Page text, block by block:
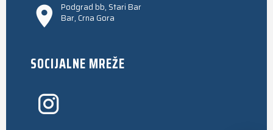
Podgrad bb, Stari Bar
Bar, Crna Gora
SOCIJALNE MREŽE